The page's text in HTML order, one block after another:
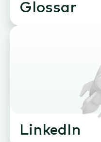
Glossar
LinkedIn